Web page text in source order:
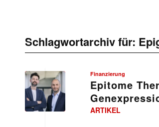
Schlagwortarchiv für:
Finanzierung
Epitome
ARTIKEL